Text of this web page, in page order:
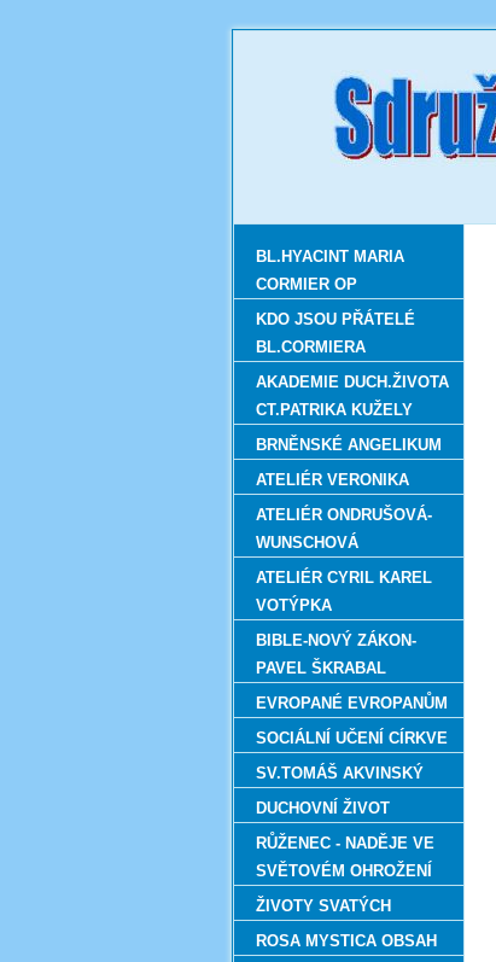
BL.HYACINT MARIA
CORMIER OP
KDO JSOU PŘÁTELÉ
BL.CORMIERA
AKADEMIE DUCH.ŽIVOTA
CT.PATRIKA KUŽELY
BRNĚNSKÉ ANGELIKUM
ATELIÉR VERONIKA
ATELIÉR ONDRUŠOVÁ-
WUNSCHOVÁ
ATELIÉR CYRIL KAREL
VOTÝPKA
BIBLE-NOVÝ ZÁKON-
PAVEL ŠKRABAL
EVROPANÉ EVROPANŮM
SOCIÁLNÍ UČENÍ CÍRKVE
SV.TOMÁŠ AKVINSKÝ
DUCHOVNÍ ŽIVOT
RŮŽENEC - NADĚJE VE
SVĚTOVÉM OHROŽENÍ
ŽIVOTY SVATÝCH
ROSA MYSTICA OBSAH